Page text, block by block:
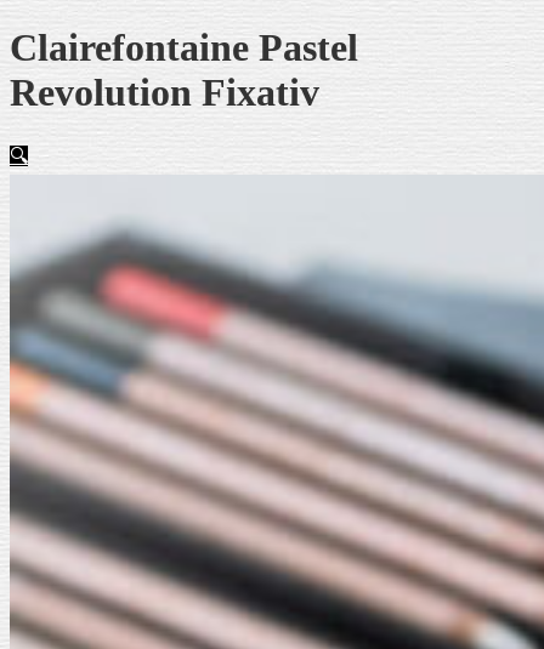
Clairefontaine Pastel
Revolution Fixativ
🔍